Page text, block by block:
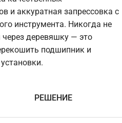
и аккуратная запрессовка с
инструмента. Никогда не
деревяшку — это
подшипник и
РЕШЕНИЕ